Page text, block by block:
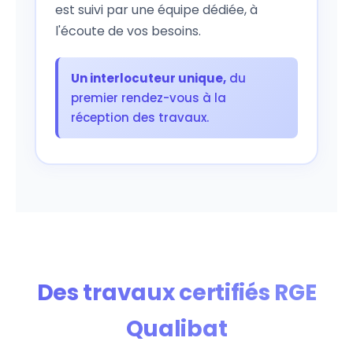
est suivi par une équipe dédiée, à
l'écoute de vos besoins.
Un interlocuteur unique, du
premier rendez-vous à la
réception des travaux.
Des travaux certifiés RGE
Qualibat